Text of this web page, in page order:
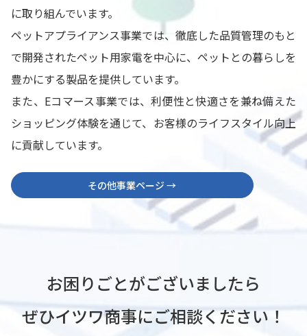
に取り組んでいます。
ペットアプライアンス事業では、徹底した品質管理のもと
で開発されたペット用家電を中心に、ペットとの暮らしを
豊かにする製品を提供しています。
また、Eコマース事業では、利便性と快適さを兼ね備えた
ショッピング体験を通じて、お客様のライフスタイル向上
に貢献しています。
その他事業ページ →
お困りごとがございましたら
ぜひイツワ商事にご相談ください！